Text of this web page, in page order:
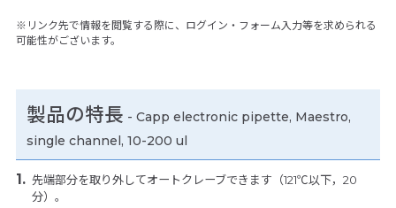
※リンク先で情報を閲覧する際に、ログイン・フォーム入力等を求められる
可能性がございます。
製品の特長 - Capp electronic pipette, Maestro,
single channel, 10-200 ul
先端部分を取り外してオートクレーブできます（121℃以下，20
分）。